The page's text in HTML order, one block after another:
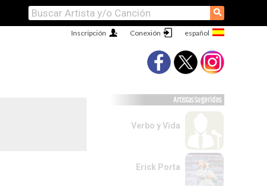
⚲
Conexión
Inscripción
Artistas Sugeridos
Verbo y Vida
Erick Porta